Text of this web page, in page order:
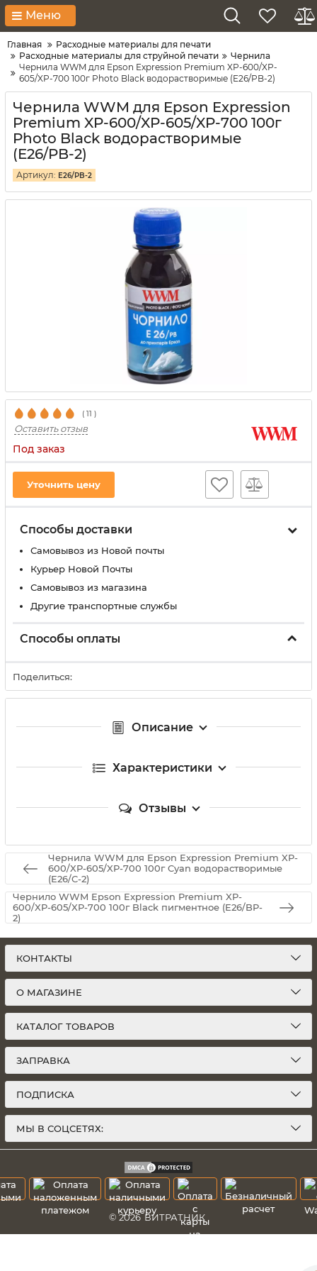
Меню
Главная
Расходные материалы для печати
Расходные материалы для струйной печати
Чернила
Чернила WWM для Epson Expression Premium XP-600/XP-
605/XP-700 100г Photo Black водорастворимые (E26/PB-2)
Чернила WWM для Epson Expression
Premium XP-600/XP-605/XP-700 100г
Photo Black водорастворимые
(E26/PB-2)
Артикул: E26/PB-2
( 11 )
Оставить отзыв
Под заказ
Уточнить цену
Способы доставки
Самовывоз из Новой почты
Курьер Новой Почты
Самовывоз из магазина
Другие транспортные службы
Способы оплаты
Поделиться:
Описание
Характеристики
Отзывы
Чернила WWM для Epson Expression Premium XP-
600/XP-605/XP-700 100г Cyan водорастворимые
(E26/C-2)
Чернило WWM Epson Expression Premium XP-
600/XP-605/XP-700 100г Black пигментное (E26/BP-
2)
КОНТАКТЫ
О МАГАЗИНЕ
КАТАЛОГ ТОВАРОВ
ЗАПРАВКА
ПОДПИСКА
МЫ В СОЦСЕТЯХ:
© 2026 ВИТРАТНИК